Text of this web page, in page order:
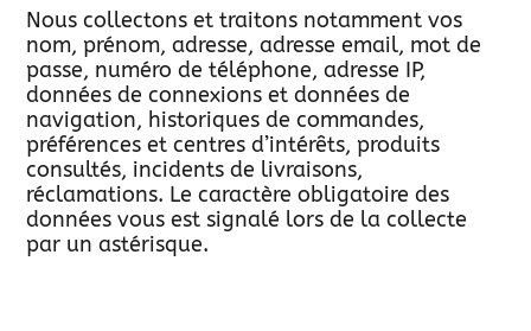
Nous collectons et traitons notamment vos
nom, prénom, adresse, adresse email, mot de
passe, numéro de téléphone, adresse IP,
données de connexions et données de
navigation, historiques de commandes,
préférences et centres d’intérêts, produits
consultés, incidents de livraisons,
réclamations. Le caractère obligatoire des
données vous est signalé lors de la collecte
par un astérisque.